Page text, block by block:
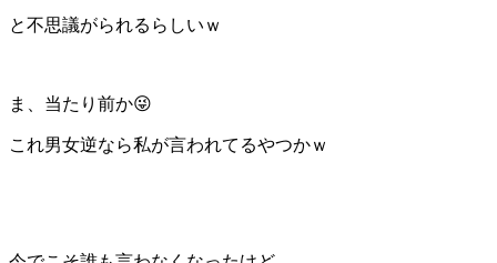
と不思議がられるらしいｗ
ま、当たり前か😜
これ男女逆なら私が言われてるやつかｗ